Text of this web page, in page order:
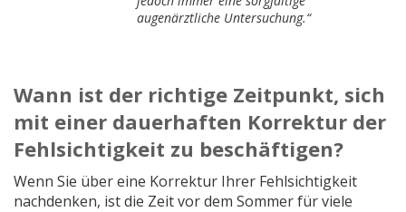
augenärztliche Untersuchung.“
Wann ist der richtige Zeitpunkt, sich
mit einer dauerhaften Korrektur der
Fehlsichtigkeit zu beschäftigen?
Wenn Sie über eine Korrektur Ihrer Fehlsichtigkeit
nachdenken, ist die Zeit vor dem Sommer für viele